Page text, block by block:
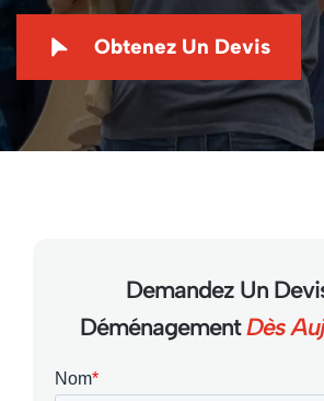
Obtenez Un Devis
Demandez Un
DéménagementDès